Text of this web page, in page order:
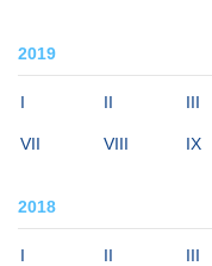
2019
I II III
VII VIII IX
2018
I II III